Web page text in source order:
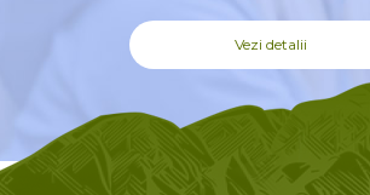
Vezi detalii